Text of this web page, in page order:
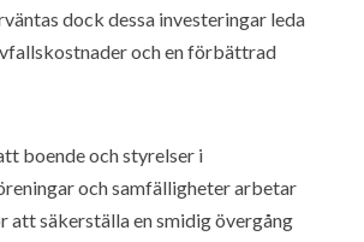
dock dessa investeringar leda
och en förbättrad
boende och styrelser i
och samfälligheter arbetar
att säkerställa en smidig övergång